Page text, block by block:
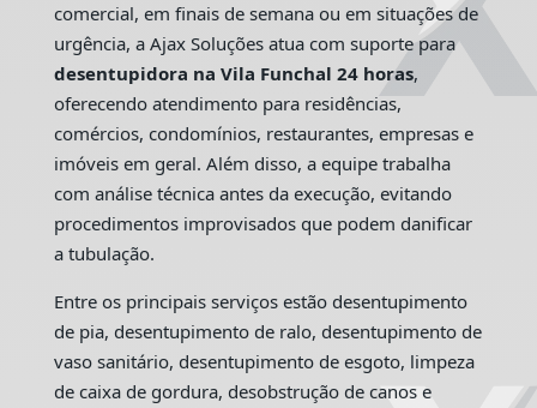
comercial, em finais de semana ou em situações de
urgência, a Ajax Soluções atua com suporte para
desentupidora na Vila Funchal 24 horas,
oferecendo atendimento para residências,
comércios, condomínios, restaurantes, empresas e
imóveis em geral. Além disso, a equipe trabalha
com análise técnica antes da execução, evitando
procedimentos improvisados que podem danificar
a tubulação.
Entre os principais serviços estão desentupimento
de pia, desentupimento de ralo, desentupimento de
vaso sanitário, desentupimento de esgoto, limpeza
de caixa de gordura, desobstrução de canos e